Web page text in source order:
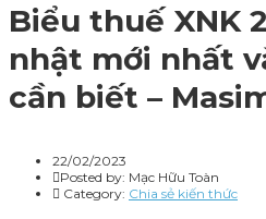
Biểu thuế XNK
nhật mới nhất
cần biết –
22/02/2023
Posted by: Mạc Hữu Toàn
Category: Chia sẻ kiến thức